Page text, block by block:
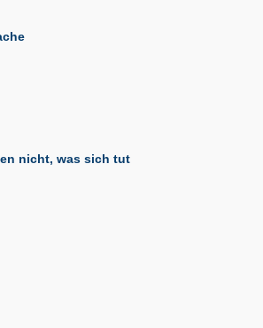
nicht, was sich tut